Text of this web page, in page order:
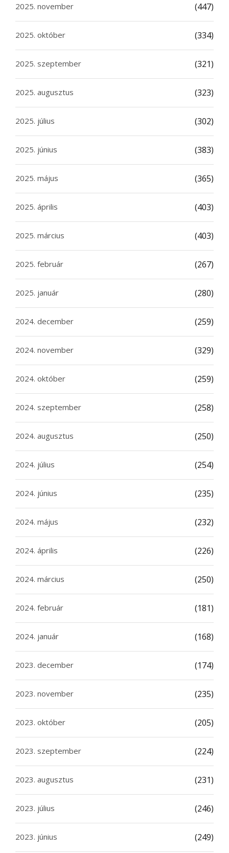
2025. november (447)
2025. október (334)
2025. szeptember (321)
2025. augusztus (323)
2025. július (302)
2025. június (383)
2025. május (365)
2025. április (403)
2025. március (403)
2025. február (267)
2025. január (280)
2024. december (259)
2024. november (329)
2024. október (259)
2024. szeptember (258)
2024. augusztus (250)
2024. július (254)
2024. június (235)
2024. május (232)
2024. április (226)
2024. március (250)
2024. február (181)
2024. január (168)
2023. december (174)
2023. november (235)
2023. október (205)
2023. szeptember (224)
2023. augusztus (231)
2023. július (246)
2023. június (249)